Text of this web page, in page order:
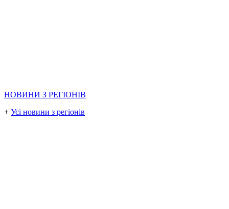
НОВИНИ З РЕГІОНІВ
+ Усі новини з регіонів